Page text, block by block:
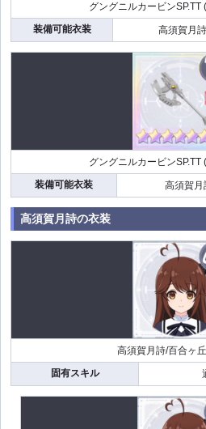
グングニルカービンSP.TT
装備可能衣装
高須賀月
グングニルカービンSP.TT
装備可能衣装
高須賀月
高須賀月詩の衣装
高須賀月詩/百合ヶ
固有スキル